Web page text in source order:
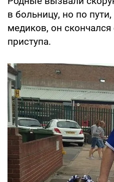
в больницу, но по
медиков, он скончался
приступа.